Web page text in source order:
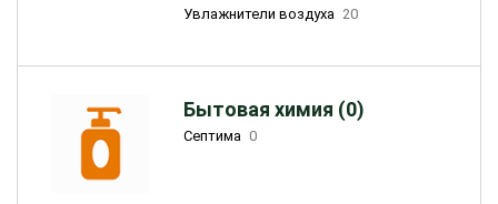
Увлажнители воздуха 20
Бытовая химия (0)
Септима 0